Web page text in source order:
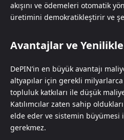
akışını ve ödemeleri otomatik
üretimini demokratikleştirir ve
Avantajlar ve
DePIN’in en büyük avantajı
altyapılar için gerekli milyarlarca
topluluk katkıları ile düşük
Katılımcılar zaten sahip
elde eder ve sistemin büyümesi
gerekmez.